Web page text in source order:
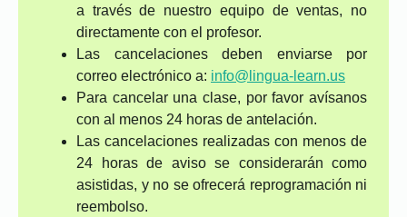
a través de nuestro equipo de ventas, no
directamente con el profesor.
Las cancelaciones deben enviarse por
correo electrónico a: info@lingua-learn.us
Para cancelar una clase, por favor avísanos
con al menos 24 horas de antelación.
Las cancelaciones realizadas con menos de
24 horas de aviso se considerarán como
asistidas, y no se ofrecerá reprogramación ni
reembolso.